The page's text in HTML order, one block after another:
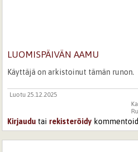
LUOMISPÄIVÄN AAMU
Käyttäjä on arkistoinut tämän runon.
Luotu 25.12.2025
Kirjaudu tai rekisteröidy